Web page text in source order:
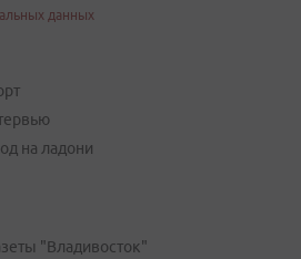
данных
на ладони
"Владивосток"